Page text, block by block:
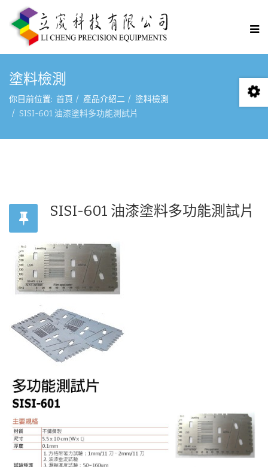
塗料檢測
你目前位置: 首頁 產品介紹二
塗料檢測
SISI-601 油漆塗料多功能測試片
SISI-601 油漆塗料多功能測試片